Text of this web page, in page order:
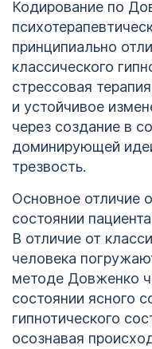
Кодирование по
принципиально
классического
стрессовая
и устойчивое
через создание в
доминирующей
трезвость.
Основное отличие
состоянии
В отличие от
человека
методе Довженко
состоянии ясного
гипнотического
осознавая